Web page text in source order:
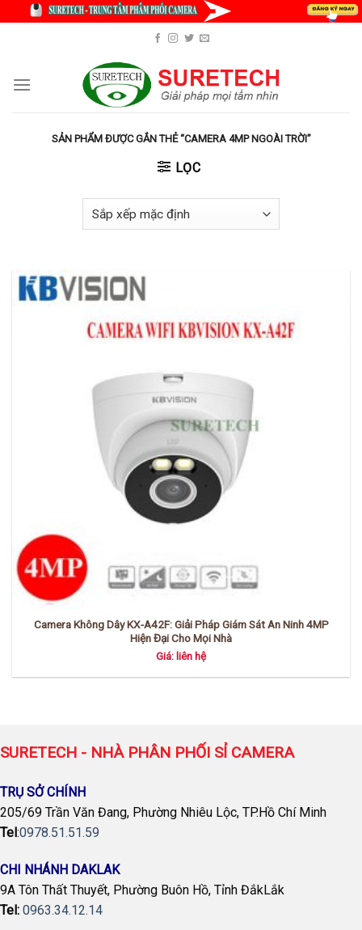
SẢN PHẨM ĐƯỢC GẮN THẺ “CAMERA 4MP NGOÀI TRỜI”
LỌC
Camera Không Dây KX-A42F: Giải Pháp Giám Sát An Ninh 4MP
Hiện Đại Cho Mọi Nhà
Giá: liên hệ
SURETECH - NHÀ PHÂN PHỐI SỈ CAMERA
TRỤ SỞ CHÍNH
205/69 Trần Văn Đang, Phường Nhiêu Lộc, TP.Hồ Chí Minh
Tel :0978.51.51.59
CHI NHÁNH DAKLAK
9A Tôn Thất Thuyết, Phường Buôn Hồ, Tỉnh ĐắkLắk
Tel: 0963.34.12.14